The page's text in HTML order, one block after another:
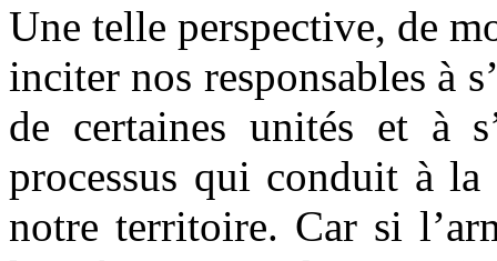
Une telle perspective, de
inciter nos responsables à
de certaines unités et à
processus qui conduit à
notre territoire. Car si